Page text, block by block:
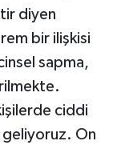
diyen
bir ilişkisi
sapma,
ciddi
geliyoruz. On